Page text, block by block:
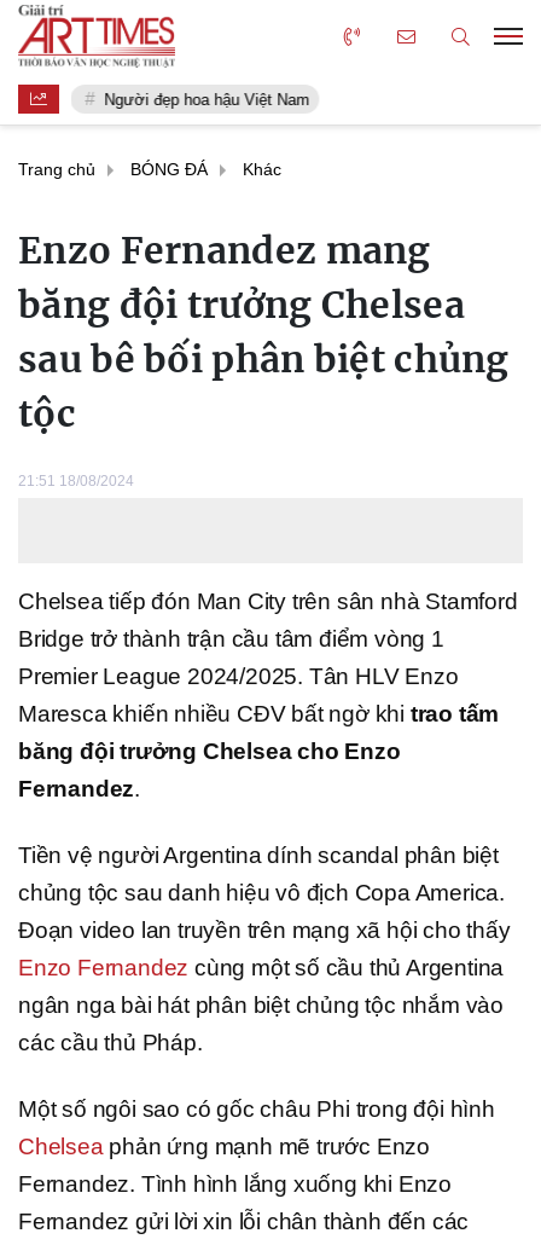
Người đẹp hoa hậu Việt Nam
Trang chủ BÓNG ĐÁ Khác
Enzo Fernandez mang
băng đội trưởng Chelsea
sau bê bối phân biệt chủng
tộc
21:51 18/08/2024
Chelsea tiếp đón Man City trên sân nhà Stamford
Bridge trở thành trận cầu tâm điểm vòng 1
Premier League 2024/2025. Tân HLV Enzo
Maresca khiến nhiều CĐV bất ngờ khi trao tấm
băng đội trưởng Chelsea cho Enzo
Fernandez.
Tiền vệ người Argentina dính scandal phân biệt
chủng tộc sau danh hiệu vô địch Copa America.
Đoạn video lan truyền trên mạng xã hội cho thấy
Enzo Fernandez cùng một số cầu thủ Argentina
ngân nga bài hát phân biệt chủng tộc nhắm vào
các cầu thủ Pháp.
Một số ngôi sao có gốc châu Phi trong đội hình
Chelsea phản ứng mạnh mẽ trước Enzo
Fernandez. Tình hình lắng xuống khi Enzo
Fernandez gửi lời xin lỗi chân thành đến các